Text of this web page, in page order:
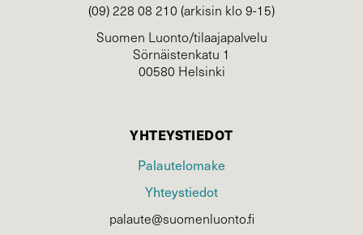
(09) 228 08 210 (arkisin klo 9-15)
Suomen Luonto/tilaajapalvelu
Sörnäistenkatu 1
00580 Helsinki
YHTEYSTIEDOT
Palautelomake
Yhteystiedot
palaute@suomenluonto.fi